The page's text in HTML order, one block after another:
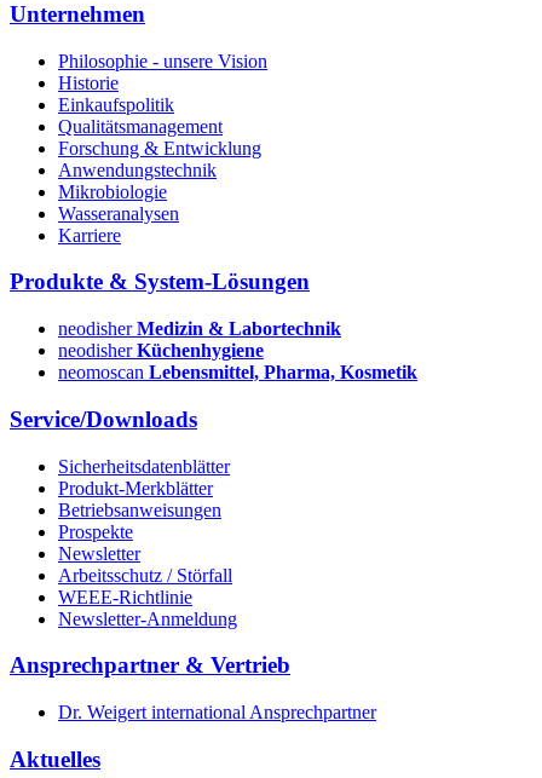
Unternehmen
Philosophie - unsere Vision
Historie
Einkaufspolitik
Qualitätsmanagement
Forschung & Entwicklung
Anwendungstechnik
Mikrobiologie
Wasseranalysen
Karriere
Produkte & System-Lösungen
neodisherMedizin & Labortechnik
neodisherKüchenhygiene
neomoscan Lebensmittel, Pharma, Kosmetik
Service/Downloads
Sicherheitsdatenblätter
Produkt-Merkblätter
Betriebsanweisungen
Prospekte
Newsletter
Arbeitsschutz / Störfall
WEEE-Richtlinie
Newsletter-Anmeldung
Ansprechpartner & Vertrieb
Dr. Weigert international Ansprechpartner
Aktuelles